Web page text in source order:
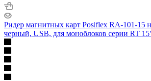
Ридер магнитных карт Posiflex RA-101-15
черный, USB, для моноблоков серии RT